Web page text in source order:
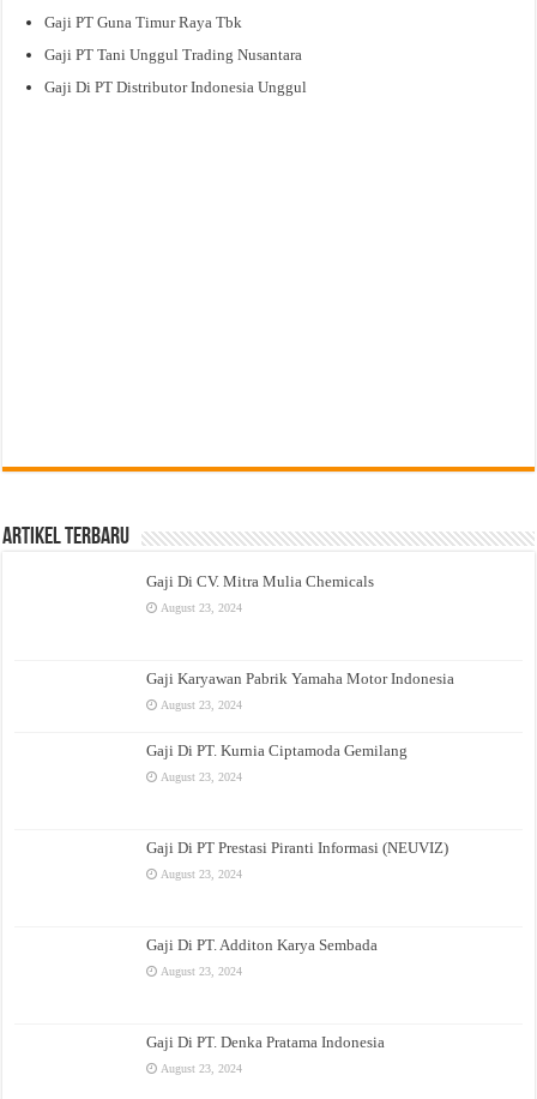
Gaji PT Guna Timur Raya Tbk
Gaji PT Tani Unggul Trading Nusantara
Gaji Di PT Distributor Indonesia Unggul
Artikel Terbaru
Gaji Di CV. Mitra Mulia Chemicals
August 23, 2024
Gaji Karyawan Pabrik Yamaha Motor Indonesia
August 23, 2024
Gaji Di PT. Kurnia Ciptamoda Gemilang
August 23, 2024
Gaji Di PT Prestasi Piranti Informasi (NEUVIZ)
August 23, 2024
Gaji Di PT. Additon Karya Sembada
August 23, 2024
Gaji Di PT. Denka Pratama Indonesia
August 23, 2024